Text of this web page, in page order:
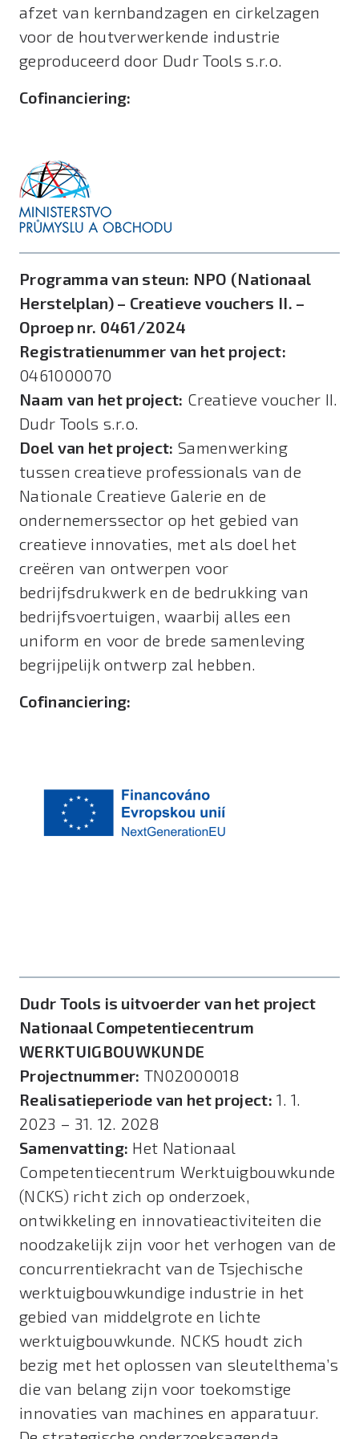
afzet van kernbandzagen en cirkelzagen
voor de houtverwerkende industrie
geproduceerd door Dudr Tools s.r.o.
Cofinanciering:
Programma van steun: NPO (Nationaal
Herstelplan) – Creatieve vouchers II. –
Oproep nr. 0461/2024
Registratienummer van het project:
0461000070
Naam van het project: Creatieve voucher II.
Dudr Tools s.r.o.
Doel van het project: Samenwerking
tussen creatieve professionals van de
Nationale Creatieve Galerie en de
ondernemerssector op het gebied van
creatieve innovaties, met als doel het
creëren van ontwerpen voor
bedrijfsdrukwerk en de bedrukking van
bedrijfsvoertuigen, waarbij alles een
uniform en voor de brede samenleving
begrijpelijk ontwerp zal hebben.
Cofinanciering:
Dudr Tools is uitvoerder van het project
Nationaal Competentiecentrum
WERKTUIGBOUWKUNDE
Projectnummer: TN02000018
Realisatieperiode van het project: 1. 1.
2023 – 31. 12. 2028
Samenvatting: Het Nationaal
Competentiecentrum Werktuigbouwkunde
(NCKS) richt zich op onderzoek,
ontwikkeling en innovatieactiviteiten die
noodzakelijk zijn voor het verhogen van de
concurrentiekracht van de Tsjechische
werktuigbouwkundige industrie in het
gebied van middelgrote en lichte
werktuigbouwkunde. NCKS houdt zich
bezig met het oplossen van sleutelthema’s
die van belang zijn voor toekomstige
innovaties van machines en apparatuur.